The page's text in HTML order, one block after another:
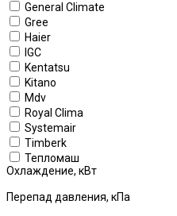
General Climate
Gree
Haier
IGC
Kentatsu
Kitano
Mdv
Royal Clima
Systemair
Timberk
Тепломаш
Охлаждение, кВт
Перепад давления, кПа